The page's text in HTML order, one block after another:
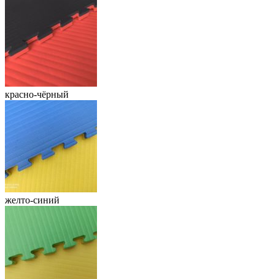
красно-чёрный
желто-синий